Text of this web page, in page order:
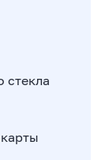
стекла